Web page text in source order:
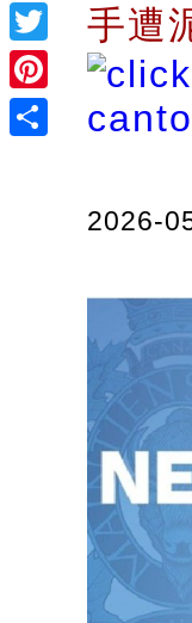
Facebook
Twitter
Pinterest
手遭
2026-